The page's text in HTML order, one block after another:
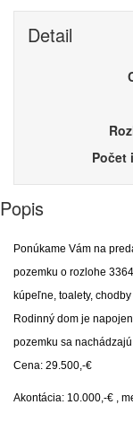
Detail
Počet
Popis
Ponúkame Vám na
pozemku o rozlohe
kúpeľne, toalety,
Rodinný dom je
pozemku sa
Cena: 29.500,-€
Akontácia: 10.000,-€ ,